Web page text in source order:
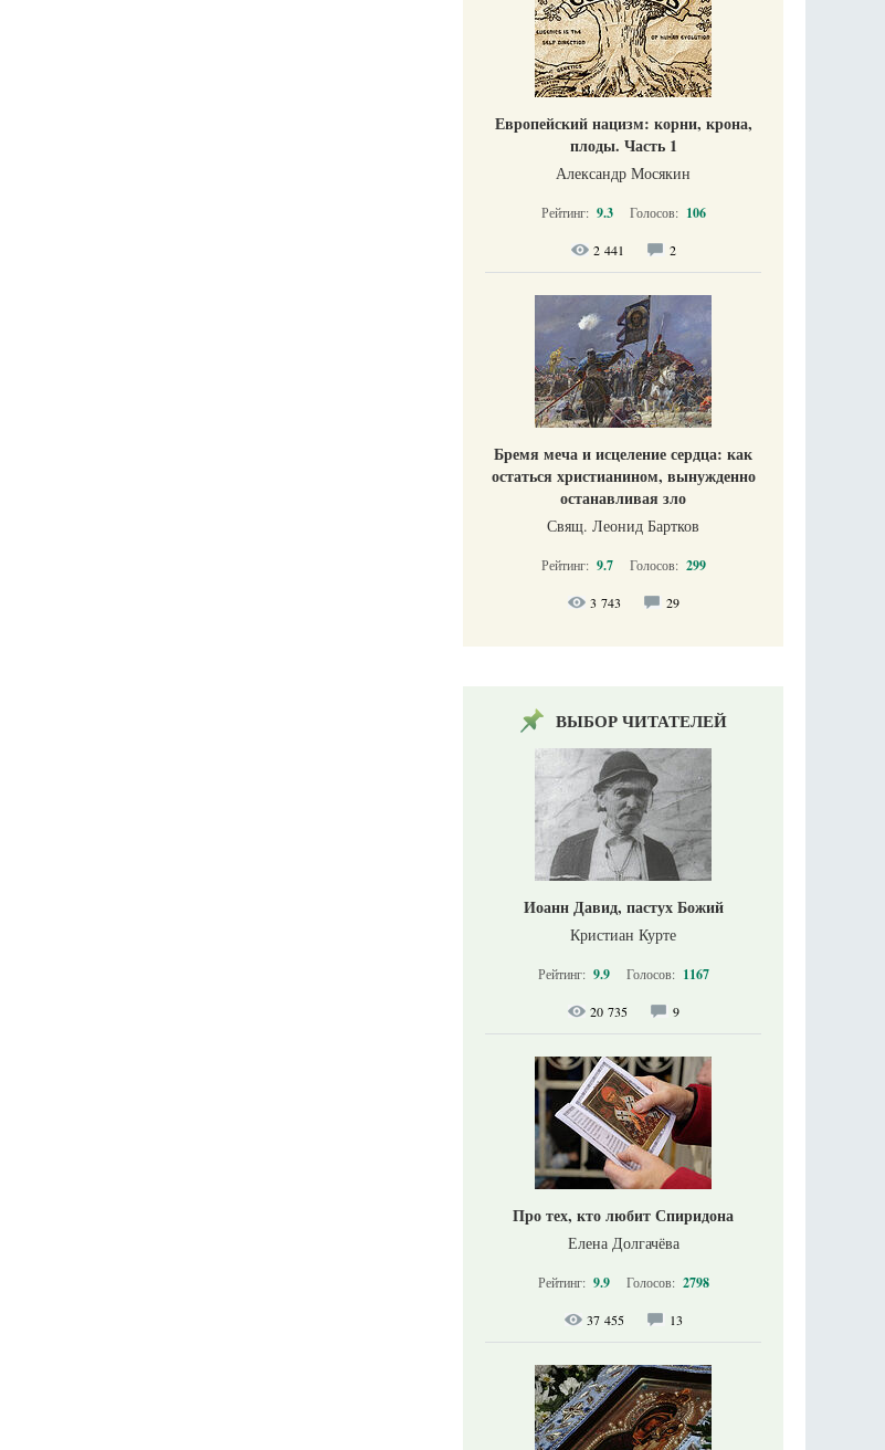
Европейский нацизм: корни, крона,
плоды. Часть 1
Александр Мосякин
Рейтинг: 9.3 Голосов: 106
2 441 2
Бремя меча и исцеление сердца: как
остаться христианином, вынужденно
останавливая зло
Свящ. Леонид Бартков
Рейтинг: 9.7 Голосов: 299
3 743 29
ВЫБОР ЧИТАТЕЛЕЙ
Иоанн Давид, пастух Божий
Кристиан Курте
Рейтинг: 9.9 Голосов: 1167
20 735 9
Про тех, кто любит Спиридона
Елена Долгачёва
Рейтинг: 9.9 Голосов: 2798
37 455 13